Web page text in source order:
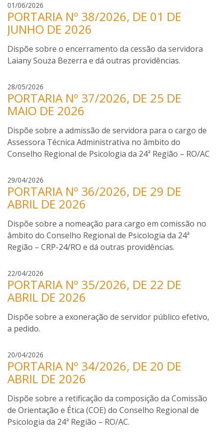
e
d
o
a
S
v
a
m
e
t
e
z
e
v
e
o
d
i
l
a
01/06/2026
s
a
e
l
m
e
t
e
l
e
v
e
d
o
d
a
l
v
a
PORTARIA Nº 38/2026, DE 01 DE
JUNHO DE 2026
Dispõe sobre o encerramento da cessão da servidora
Laiany Souza Bezerra e dá outras providências.
28/05/2026
s
a
b
e
l
a
e
n
e
l
A
v
e
d
o
d
l
v
a
PORTARIA Nº 37/2026, DE 25 DE
MAIO DE 2026
Dispõe sobre a admissão de servidora para o cargo de
Assessora Técnica Administrativa no âmbito do
Conselho Regional de Psicologia da 24ª Região – RO/AC
29/04/2026
s
a
b
e
l
a
e
n
e
e
v
e
d
o
d
a
PORTARIA Nº 36/2026, DE 29 DE
ABRIL DE 2026
Dispõe sobre a nomeação para cargo em comissão no
âmbito do Conselho Regional de Psicologia da 24ª
Região – CRP-24/RO e dá outras providências.
22/04/2026
o
g
e
r
l
v
PORTARIA Nº 35/2026, DE 22 DE
ABRIL DE 2026
Dispõe sobre a exoneração de servidor público efetivo,
a pedido.
20/04/2026
s
a
b
e
l
a
PORTARIA Nº 34/2026, DE 20 DE
ABRIL DE 2026
Dispõe sobre a retificação da composição da Comissão
de Orientação e Ética (COE) do Conselho Regional de
Psicologia da 24ª Região – RO/AC.